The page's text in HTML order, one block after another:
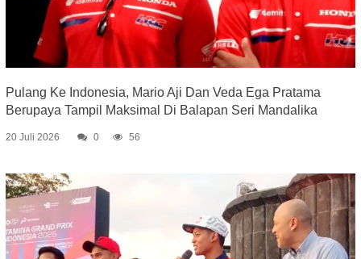
Pulang Ke Indonesia, Mario Aji Dan Veda Ega Pratama
Berupaya Tampil Maksimal Di Balapan Seri Mandalika
20 Juli 2026 0 56